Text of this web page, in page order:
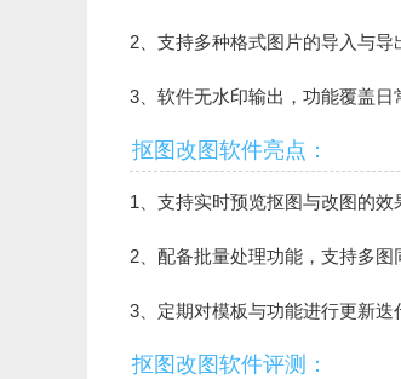
2、支持多种格式图片的导入与
3、软件无水印输出，功能覆盖日
抠图改图软件亮点：
1、支持实时预览抠图与改图的
2、配备批量处理功能，支持多
3、定期对模板与功能进行更新迭
抠图改图软件评测：